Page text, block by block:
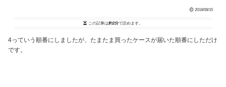
2018/08/15
この記事は約2分で読めます。
4っていう順番にしましたが、たまたま買ったケースが届いた順番にしただけ
です。